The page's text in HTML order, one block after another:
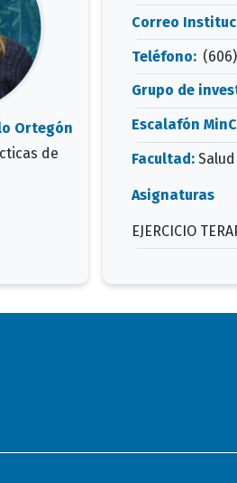
Ortegón
de
Correo
Teléfono:
Grupo de
Escalafón
Facultad: Salud
Asignaturas
EJERCICIO